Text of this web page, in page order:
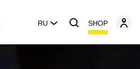
RU SHOP